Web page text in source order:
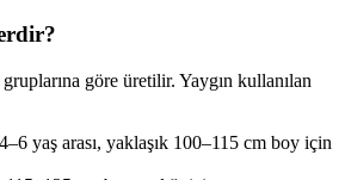
göre üretilir. Yaygın kullanılan
4–6 yaş arası, yaklaşık 100–115 cm boy için